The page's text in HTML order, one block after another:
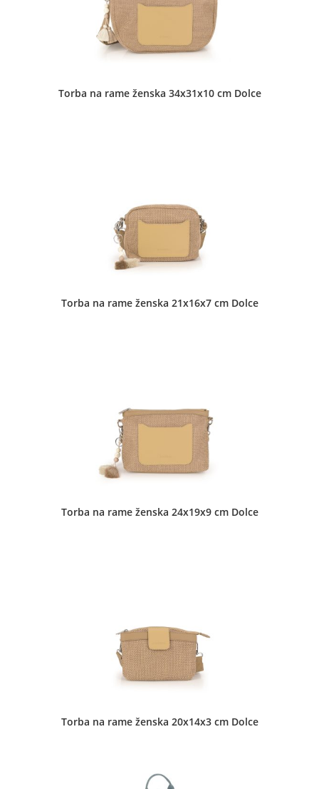
Torba na rame ženska 34x31x10 cm Dolce
Torba na rame ženska 21x16x7 cm Dolce
Torba na rame ženska 24x19x9 cm Dolce
Torba na rame ženska 20x14x3 cm Dolce